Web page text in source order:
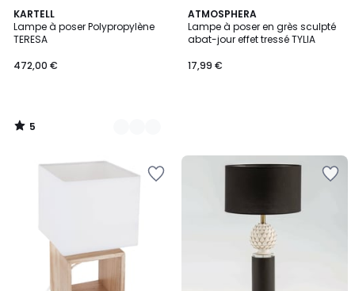
KARTELL
Lampe à poser Polypropylène
TERESA
472,00 €
5
/
5
9
Couleurs
5
/
ATMOSPHERA
Lampe à poser en grès sculpté
abat-jour effet tressé TYLIA
17,99 €